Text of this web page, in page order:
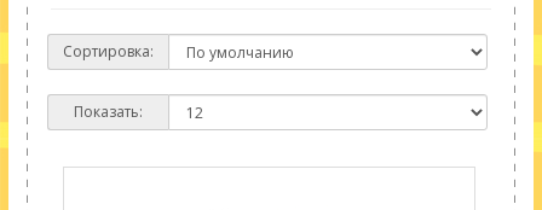
Сортировка:
Показать: